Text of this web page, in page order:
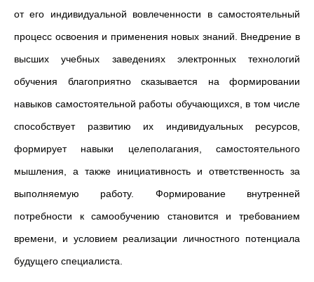
от его индивидуальной вовлеченности в самостоятельный
процесс освоения и применения новых знаний. Внедрение в
высших учебных заведениях электронных технологий
обучения благоприятно сказывается на формировании
навыков самостоятельной работы обучающихся, в том числе
способствует развитию их индивидуальных ресурсов,
формирует навыки целеполагания, самостоятельного
мышления, а также инициативность и ответственность за
выполняемую работу. Формирование внутренней
потребности к самообучению становится и требованием
времени, и условием реализации личностного потенциала
будущего специалиста.